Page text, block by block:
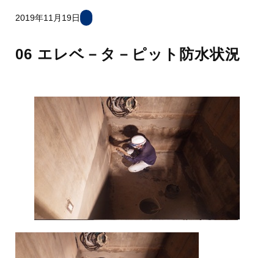
2019年11月19日
06 エレベ－タ－ピット防水状況